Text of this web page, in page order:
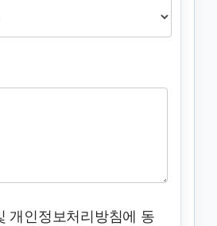
개인정보처리방침에 동